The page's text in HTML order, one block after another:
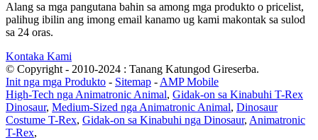
Alang sa mga pangutana bahin sa among mga produkto o pricelist,
palihug ibilin ang imong email kanamo ug kami makontak sa sulod
sa 24 oras.
Kontaka Kami
© Copyright - 2010-2024 : Tanang Katungod Gireserba.
Init nga mga Produkto - Sitemap - AMP Mobile
High-Tech nga Animatronic Animal, Gidak-on sa Kinabuhi T-Rex
Dinosaur, Medium-Sized nga Animatronic Animal, Dinosaur
Costume T-Rex, Gidak-on sa Kinabuhi nga Dinosaur, Animatronic
T-Rex,